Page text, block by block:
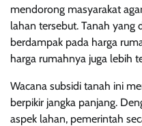
mendorong masyarakat
lahan tersebut. Tanah yang
berdampak pada harga
harga rumahnya juga lebih
Wacana subsidi tanah ini
berpikir jangka panjang.
aspek lahan, pemerintah